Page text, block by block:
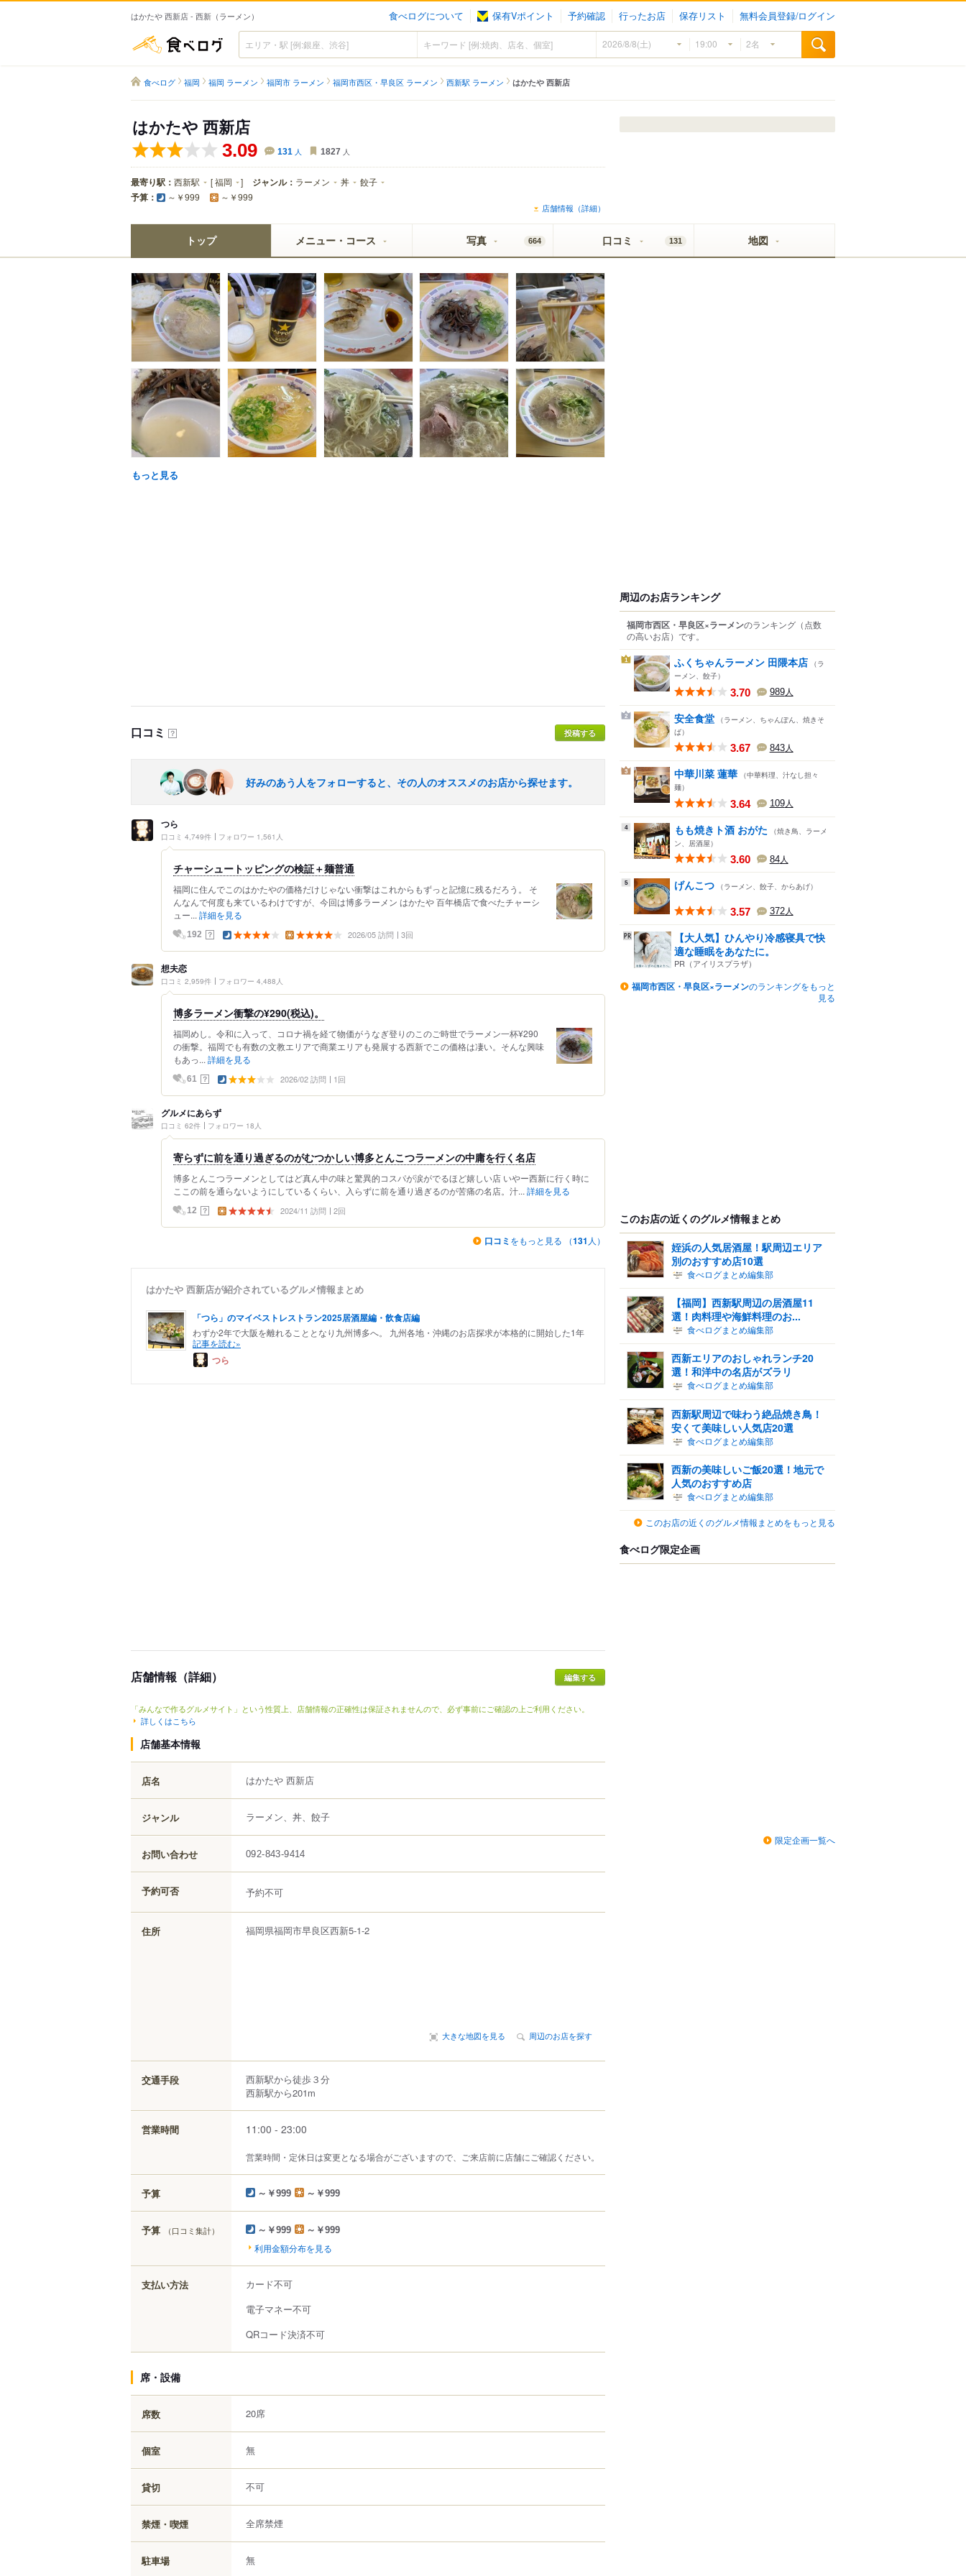
はかたや 西新店 - 西新（ラーメン） 食べログについて 保有Vポイント 予約確認 行ったお店 保存リスト 無料会員登録/ログイン
食べログ
食べログ 福岡 福岡 ラーメン 福岡市 ラーメン 福岡市西区・早良区 ラーメン 西新駅 ラーメン はかたや 西新店
はかたや 西新店
3.09 131 人 1827 人
最寄り駅： 西新駅 [福岡 ] ジャンル： ラーメン 丼 餃子
予算： ～￥999 ～￥999
店舗情報（詳細）
トップ メニュー・コース 写真 664 口コミ 131 地図
もっと見る
口コミ ？ 投稿する
好みのあう人をフォローすると、その人のオススメのお店から探せます。
つら
口コミ 4,749件 フォロワー 1,561人
チャーシュートッピングの検証＋麺普通
福岡に住んでこのはかたやの価格だけじゃない衝撃はこれからもずっと記憶に残るだろう。 そ
んなんで何度も来ているわけですが、今回は博多ラーメン はかたや 百年橋店で食べたチャーシ
ュー... 詳細を見る
192 ？ 2026/05 訪問 3回
想夫恋
口コミ 2,959件 フォロワー 4,488人
博多ラーメン衝撃の¥290(税込)。
福岡めし。令和に入って、コロナ禍を経て物価がうなぎ登りのこのご時世でラーメン一杯¥290
の衝撃。福岡でも有数の文教エリアで商業エリアも発展する西新でこの価格は凄い。そんな興味
もあっ... 詳細を見る
61 ？ 2026/02 訪問 1回
グルメにあらず
口コミ 62件 フォロワー 18人
寄らずに前を通り過ぎるのがむつかしい博多とんこつラーメンの中庸を行く名店
博多とんこつラーメンとしてはど真ん中の味と驚異的コスパが涙がでるほど嬉しい店 いやー西新に行く時に
ここの前を通らないようにしているくらい、入らずに前を通り過ぎるのが苦痛の名店。汁... 詳細を見る
12 ？ 2024/11 訪問 2回
口コミ をもっと見る （131 人）
はかたや 西新店が紹介されているグルメ情報まとめ
「つら」のマイベストレストラン2025居酒屋編・飲食店編
わずか2年で大阪を離れることとなり九州博多へ。 九州各地・沖縄のお店探求が本格的に開始した1年
記事を読む»
つら
店舗情報（詳細）
「みんなで作るグルメサイト」という性質上、店舗情報の正確性は保証されませんので、必ず事前にご確認の上ご利用ください。
詳しくはこちら
店舗基本情報
店名 はかたや 西新店
ジャンル ラーメン、丼、餃子
お問い合わせ 092-843-9414
予約可否 予約不可
住所 福岡県福岡市早良区西新5-1-2
大きな地図を見る 周辺のお店を探す
交通手段
西新駅から徒歩３分
西新駅から201m
営業時間 11:00 - 23:00
営業時間・定休日は変更となる場合がございますので、ご来店前に店舗にご確認ください。
予算 ～￥999 ～￥999
予算 （口コミ集計） ～￥999 ～￥999
利用金額分布を見る
支払い方法
カード不可
電子マネー不可
QRコード決済不可
席・設備
席数 20席
個室 無
貸切 不可
禁煙・喫煙 全席禁煙
駐車場 無
周辺のお店ランキング
福岡市西区・早良区×ラーメンのランキング （点数
の高いお店） です。
1 ふくちゃんラーメン 田隈本店 （ラ
ーメン、餃子）
3.70 989人
2 安全食堂 （ラーメン、ちゃんぽん、焼きそ
ば）
3.67 843人
3 中華川菜 蓮華 （中華料理、汁なし担々
麺）
3.64 109人
4 もも焼きト酒 おがた
（焼き鳥、ラーメ
ン、居酒屋）
3.60 84人
5 げんこつ （ラーメン、餃子、からあげ）
3.57 372人
【大人気】ひんやり冷感寝具で快
適な睡眠をあなたに。
PR（アイリスプラザ）
福岡市西区・早良区×ラーメンのランキングをもっと
見る
このお店の近くのグルメ情報まとめ
姪浜の人気居酒屋！駅周辺エリア
別のおすすめ店10選
食べログまとめ編集部
【福岡】西新駅周辺の居酒屋11
選！肉料理や海鮮料理のお...
食べログまとめ編集部
西新エリアのおしゃれランチ20
選！和洋中の名店がズラリ
食べログまとめ編集部
西新駅周辺で味わう絶品焼き鳥！
安くて美味しい人気店20選
食べログまとめ編集部
西新の美味しいご飯20選！地元で
人気のおすすめ店
食べログまとめ編集部
このお店の近くのグルメ情報まとめをもっと見る
食べログ限定企画
限定企画一覧へ